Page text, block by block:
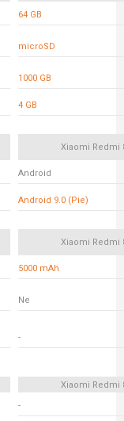
64 GB
microSD
1000 GB
4 GB
Xiaomi Redmi
Android
Android 9.0 (Pie)
Xiaomi Redmi
5000 mAh
Ne
-
Xiaomi Redmi
-